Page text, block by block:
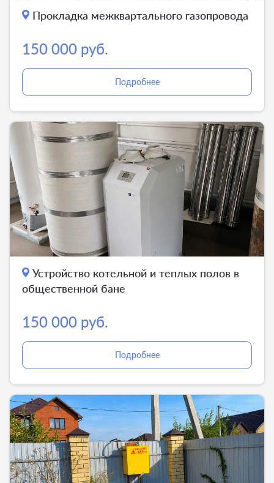
Прокладка межквартального газопровода
150 000 руб.
Подробнее
Устройство котельной и теплых полов в
общественной бане
150 000 руб.
Подробнее